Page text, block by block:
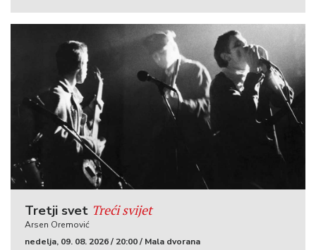
Tretji svet Treći svijet
Arsen Oremović
nedelja, 09. 08. 2026 / 20:00 / Mala dvorana